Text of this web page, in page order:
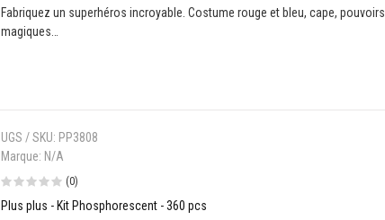
Fabriquez un superhéros incroyable. Costume rouge et bleu, cape, pouvoirs
magiques…
UGS / SKU: PP3808
Marque: N/A
(0)
Plus plus - Kit Phosphorescent - 360 pcs